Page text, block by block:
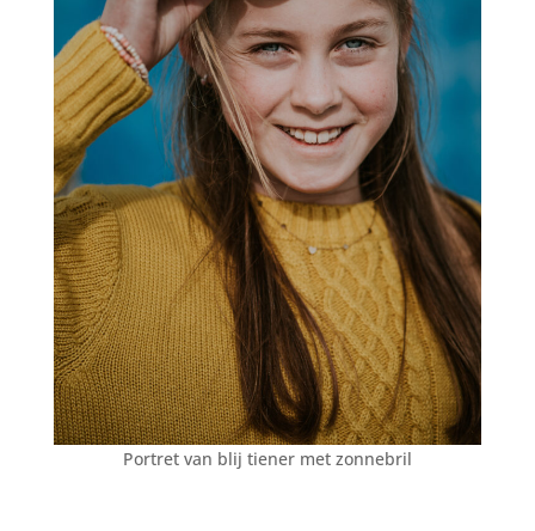
Portret van blij tiener met zonnebril